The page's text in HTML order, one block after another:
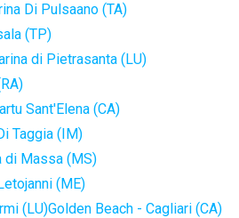
Di Pulsaano (TA)
(TP)
di Pietrasanta (LU)
Sant'Elena (CA)
Taggia (IM)
di Massa (MS)
(ME)
(LU)Golden Beach - Cagliari (CA)